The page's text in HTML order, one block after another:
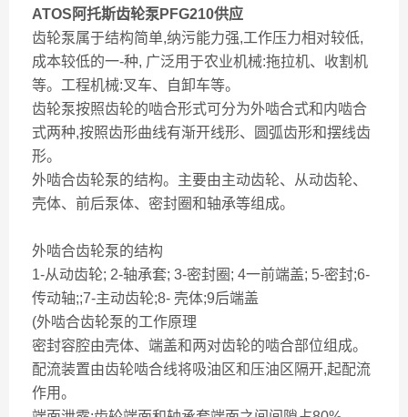
ATOS阿托斯齿轮泵PFG210供应
齿轮泵属于结构简单,纳污能力强,工作压力相对较低,
成本较低的一-种, 广泛用于农业机械:拖拉机、收割机
等。工程机械:叉车、自卸车等。
齿轮泵按照齿轮的啮合形式可分为外啮合式和内啮合
式两种,按照齿形曲线有渐开线形、圆弧齿形和摆线齿
形。
外啮合齿轮泵的结构。主要由主动齿轮、从动齿轮、
壳体、前后泵体、密封圈和轴承等组成。
外啮合齿轮泵的结构
1-从动齿轮; 2-轴承套; 3-密封圈; 4一前端盖; 5-密封;6-
传动轴;;7-主动齿轮;8- 壳体;9后端盖
(外啮合齿轮泵的工作原理
密封容腔由壳体、端盖和两对齿轮的啮合部位组成。
配流装置由齿轮啮合线将吸油区和压油区隔开,起配流
作用。